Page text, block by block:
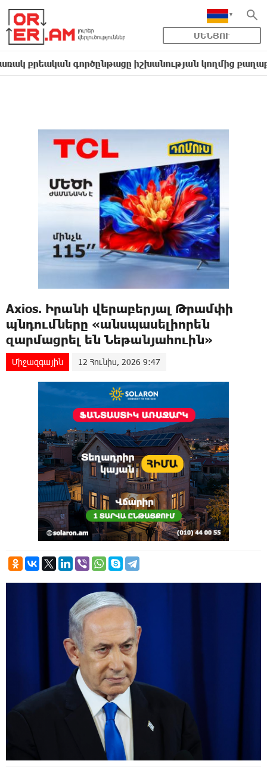
ՄԵՆՅՈՒ
գործընթացը իշխանության կողմից քաղաքական
Axios. Իրանի վերաբերյալ Թրամփի
պնդումները «անսպասելիորեն
զարմացրել են Նեթանյահուին»
Միջազգային 12 Հունիս, 2026 9:47